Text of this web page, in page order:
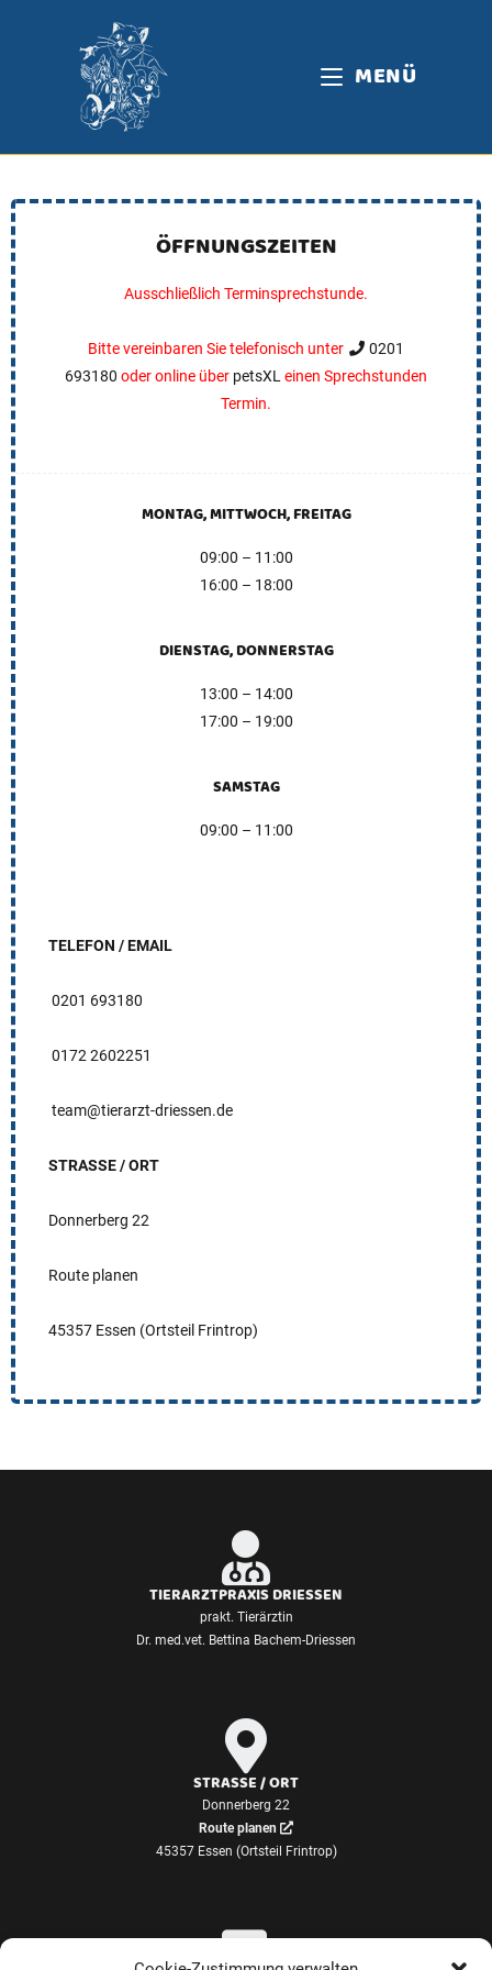
MENÜ
ÖFFNUNGSZEITEN
Ausschließlich Terminsprechstunde.
Bitte vereinbaren Sie telefonisch unter
0201
693180 oder online über petsXL einen Sprechstunden
Termin.
MONTAG, MITTWOCH, FREITAG
09:00 – 11:00
16:00 – 18:00
DIENSTAG, DONNERSTAG
13:00 – 14:00
17:00 – 19:00
SAMSTAG
09:00 – 11:00
TELEFON / EMAIL
0201 693180
0172 2602251
team@tierarzt-driessen.de
STRASSE / ORT
Donnerberg 22
Route planen
45357 Essen (Ortsteil Frintrop)
TIERARZTPRAXIS DRIESSEN
prakt. Tierärztin
Dr. med.vet. Bettina Bachem-Driessen
STRASSE / ORT
Donnerberg 22
Route planen
45357 Essen (Ortsteil Frintrop)